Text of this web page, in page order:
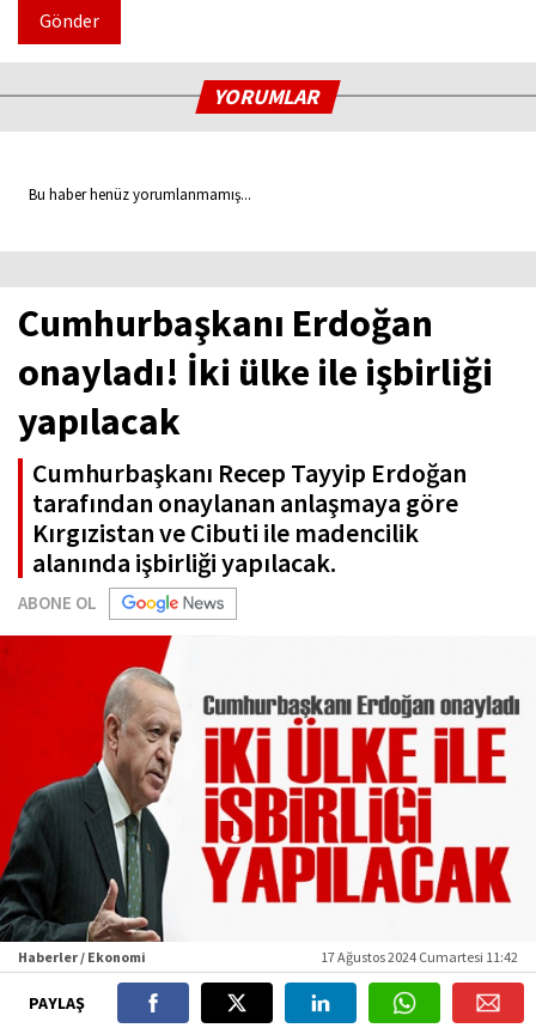
Gönder
YORUMLAR
Bu haber henüz yorumlanmamış...
Cumhurbaşkanı Erdoğan
onayladı! İki ülke ile işbirliği
yapılacak
Cumhurbaşkanı Recep Tayyip Erdoğan
tarafından onaylanan anlaşmaya göre
Kırgızistan ve Cibuti ile madencilik
alanında işbirliği yapılacak.
ABONE OL
Haberler / Ekonomi 17 Ağustos 2024 Cumartesi 11:42
PAYLAŞ